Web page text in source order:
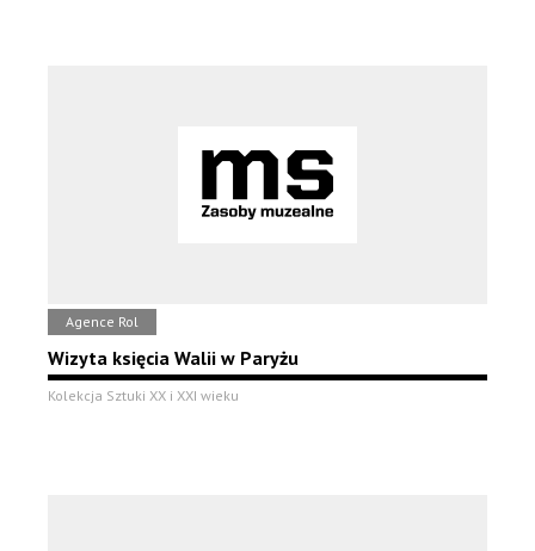
Agence Rol
Wizyta księcia Walii w Paryżu
Kolekcja Sztuki XX i XXI wieku